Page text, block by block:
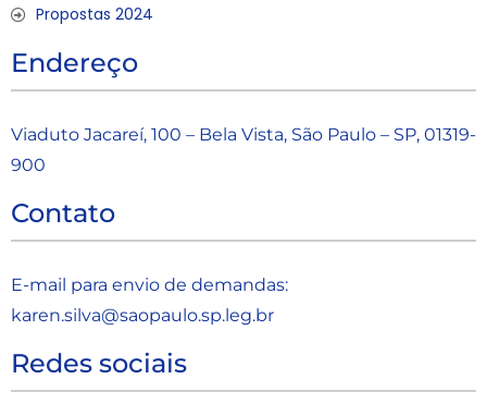
Propostas 2024
Endereço
Viaduto Jacareí, 100 – Bela Vista, São Paulo – SP, 01319-
900
Contato
E-mail para envio de demandas:
karen.silva@saopaulo.sp.leg.br
Redes sociais